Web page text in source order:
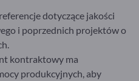
dotyczące jakości
i poprzednich projektów o
kontraktowy ma
produkcyjnych, aby